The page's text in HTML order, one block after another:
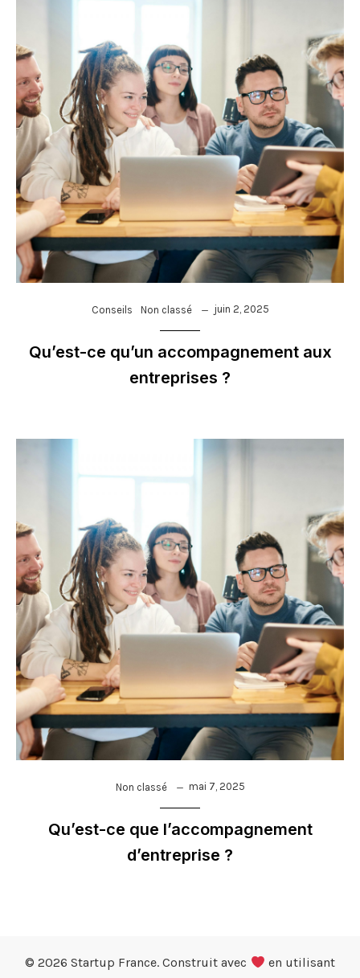
Conseils Non classé juin 2, 2025
Qu’est-ce qu’un accompagnement aux
entreprises ?
Non classé mai 7, 2025
Qu’est-ce que l’accompagnement
d’entreprise ?
© 2026 Startup France. Construit avec
en utilisant